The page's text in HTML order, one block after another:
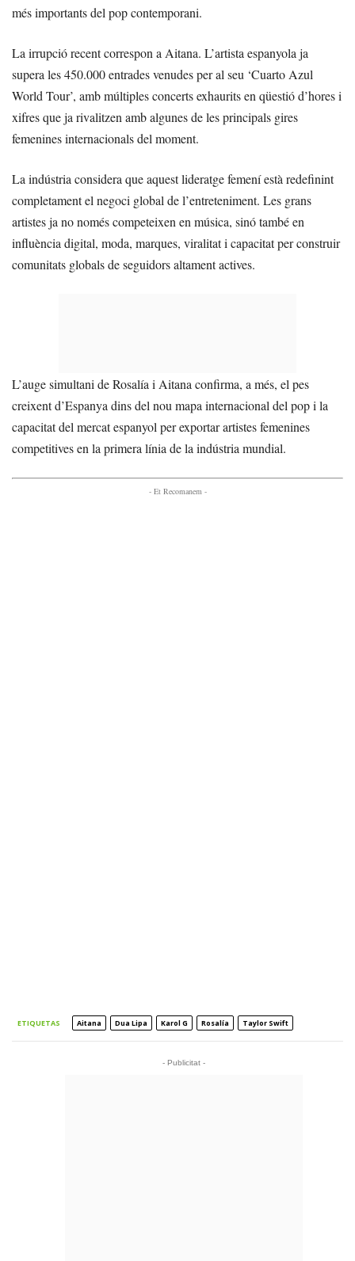
més importants del pop contemporani.
La irrupció recent correspon a Aitana. L’artista espanyola ja
supera les 450.000 entrades venudes per al seu ‘Cuarto Azul
World Tour’, amb múltiples concerts exhaurits en qüestió d’hores i
xifres que ja rivalitzen amb algunes de les principals gires
femenines internacionals del moment.
La indústria considera que aquest lideratge femení està redefinint
completament el negoci global de l’entreteniment. Les grans
artistes ja no només competeixen en música, sinó també en
influència digital, moda, marques, viralitat i capacitat per construir
comunitats globals de seguidors altament actives.
L’auge simultani de Rosalía i Aitana confirma, a més, el pes
creixent d’Espanya dins del nou mapa internacional del pop i la
capacitat del mercat espanyol per exportar artistes femenines
competitives en la primera línia de la indústria mundial.
- Et Recomanem -
ETIQUETAS Aitana Dua Lipa Karol G Rosalía Taylor Swift
- Publicitat -